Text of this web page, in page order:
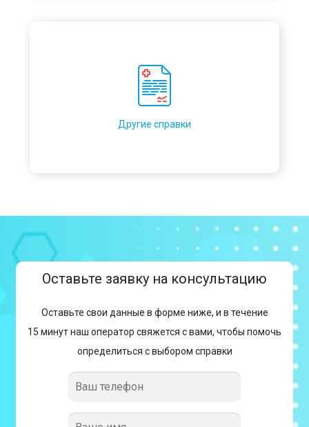
Другие справки
Оставьте заявку на консультацию
Оставьте свои данные в форме ниже, и в течение
15 минут наш оператор свяжется с вами, чтобы помочь
определиться с выбором справки